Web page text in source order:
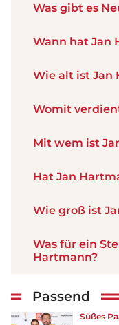
Was gibt es
Wann hat Jan
Wie alt ist Jan
Womit
Mit wem ist
Hat Jan
Wie groß ist
Was für ein
Hartmann?
Passend
Süßes